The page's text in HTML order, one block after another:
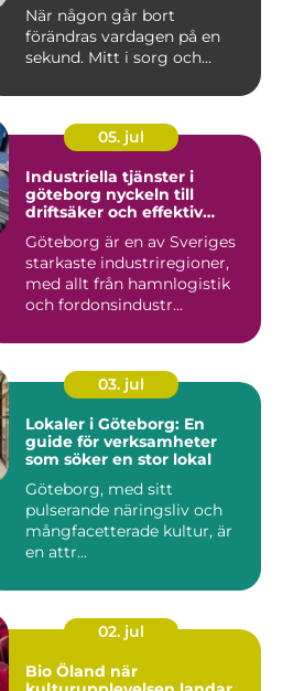
När någon går bort
förändras vardagen på en
sekund. Mitt i sorg och...
05. jul
Industriella tjänster i
göteborg nyckeln till
driftsäker och effektiv
Göteborg är en av Sveriges
starkaste industriregioner,
med allt från hamnlogistik
och fordonsindustr...
03. jul
Lokaler i Göteborg: En
guide för verksamheter
som söker en stor lokal
Göteborg, med sitt
pulserande näringsliv och
mångfacetterade kultur, är
en attr...
02. jul
Bio Öland när